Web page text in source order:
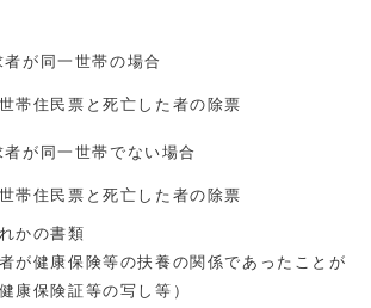
者が同一世帯の場合
帯住民票と死亡した者の除票
者が同一世帯でない場合
帯住民票と死亡した者の除票
かの書類
が健康保険等の扶養の関係であったことが
康保険証等の写し等）